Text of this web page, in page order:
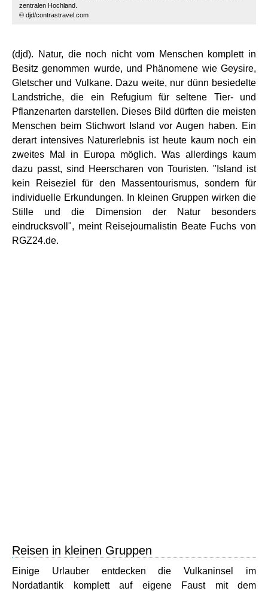
zentralen Hochland.
© djd/contrastravel.com
(djd). Natur, die noch nicht vom Menschen komplett in
Besitz genommen wurde, und Phänomene wie Geysire,
Gletscher und Vulkane. Dazu weite, nur dünn besiedelte
Landstriche, die ein Refugium für seltene Tier- und
Pflanzenarten darstellen. Dieses Bild dürften die meisten
Menschen beim Stichwort Island vor Augen haben. Ein
derart intensives Naturerlebnis ist heute kaum noch ein
zweites Mal in Europa möglich. Was allerdings kaum
dazu passt, sind Heerscharen von Touristen. "Island ist
kein Reiseziel für den Massentourismus, sondern für
individuelle Erkundungen. In kleinen Gruppen wirken die
Stille und die Dimension der Natur besonders
eindrucksvoll", meint Reisejournalistin Beate Fuchs von
RGZ24.de.
Reisen in kleinen Gruppen
Einige Urlauber entdecken die Vulkaninsel im
Nordatlantik komplett auf eigene Faust mit dem